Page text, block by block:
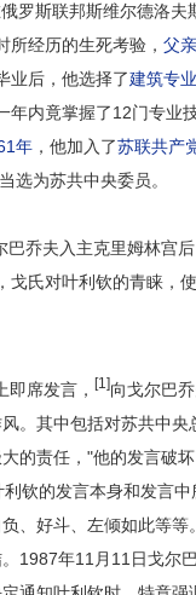
罗斯联邦斯维尔德洛
所经历的生死考验， 父亲
业后，他选择了建筑专业
年内竟掌握了12门专业
年 ，他加入了苏联共产
当选为苏共中央委员。
夫入主克里姆林宫后
戈氏对叶利钦的青睐，
席发言， [1]向戈尔巴
。其中包括对苏共中
的责任，"他的发言破
钦的发言本身和发言
、好斗、左倾如此等
1987年11月11日戈尔